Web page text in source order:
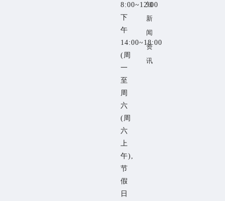
8:00~12:00
下
午
14:00~18:00
(周
一
至
周
六
(周
六
上
午),
节
假
日
知
新
闻
资
讯